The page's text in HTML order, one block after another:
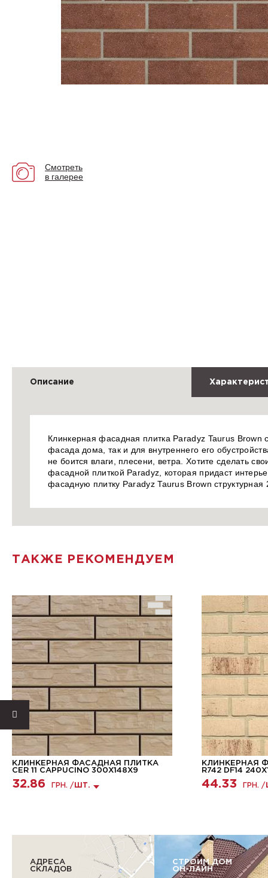
Смотреть
в галерее
Описание
Клинкерная фасадная плитка Paradyz Taurus Brown
фасада дома, так и для внутреннего его
не боится влаги, плесени, ветра. Хотите сделать
фасадной плиткой Paradyz, которая придаст
фасадную плитку Paradyz Taurus Brown
ТАКЖЕ РЕКОМЕНДУЕМ
КЛИНКЕРНАЯ ФАСАДНАЯ ПЛИТКА
CER 11 CAPPUCINO 300X148X9
32.86 ГРН. / ШТ.
КЛИНКЕРНАЯ
R742 DF14
44.33 ГРН. /
АДРЕСА
СКЛАДОВ
СТРОИМ ДОМ
ОН-ЛАЙН